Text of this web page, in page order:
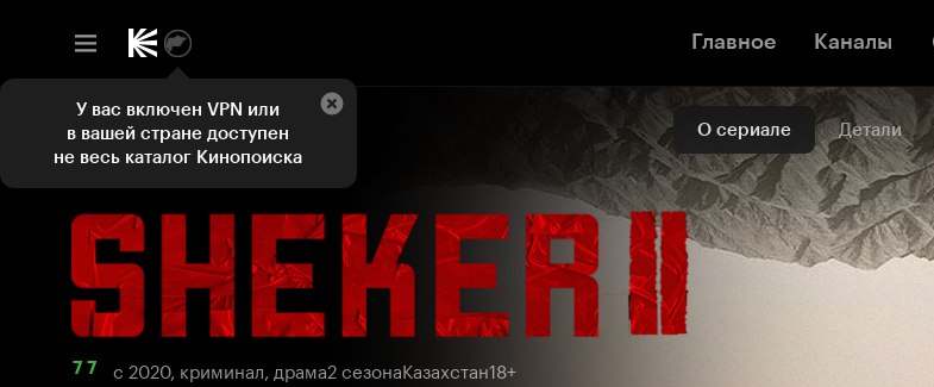
Главное Каналы
О сериале Детали
7 7 с 2020, криминал, драма2 сезонаКазахстан18+
У вас включен VPN или
в вашей стране доступен
не весь каталог Кинопоиска